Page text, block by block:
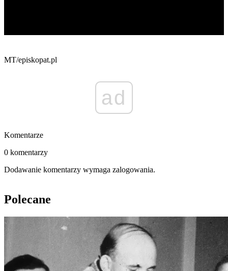
MT/episkopat.pl
ad
Komentarze
0 komentarzy
Dodawanie komentarzy wymaga zalogowania.
Polecane